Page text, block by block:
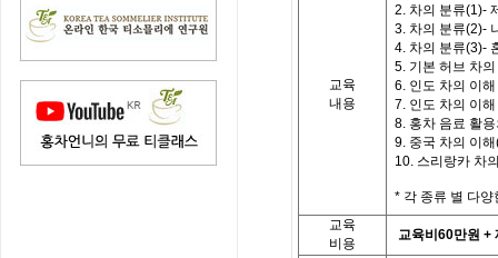
교육
내용
2. 차의 분류(1)-
3. 차의 분류(2)-
4. 차의 분류(3)-
5. 기본 허브 차
6. 인도 차의 이
7. 인도 차의 이
8. 홍차 음료 활
9. 중국 차의 이
10. 스리랑카 차
* 각 종류 별 다양
교육
비용
교육비 60만원 +